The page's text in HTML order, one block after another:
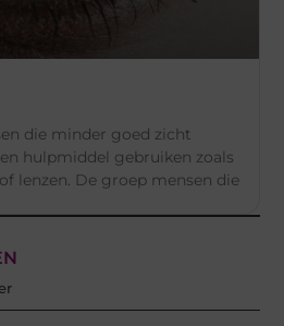
die minder goed zicht
hulpmiddel gebruiken zoals
lenzen. De groep mensen die